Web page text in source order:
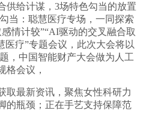
供给计谋，3场特色勾当的放置
当：聪慧医疗专场，一同探索
情计较”“AI驱动的交叉融合取
医疗”专题会议，此次大会将以
，中国智能财产大会做为人工
格会议，
最新资讯，聚焦女性科研力
的瓶颈；正在手艺支持保障范